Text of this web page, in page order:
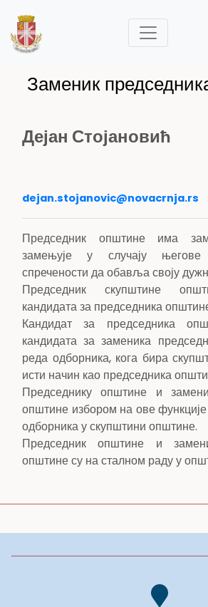
Заменик
Дејан Стојановић
dejan.stojanovic@novacrnja.rs
Председник општине има
замењује у случају
спречености да обавља своју
Председник скупштине
кандидата за председника
Кандидат за председника
кандидата за заменика
реда одборника, кога бира
исти начин као председника
Председнику општине и
општине избором на ове
одборника у скупштини општине.
Председник општине и
општине су на сталном раду у